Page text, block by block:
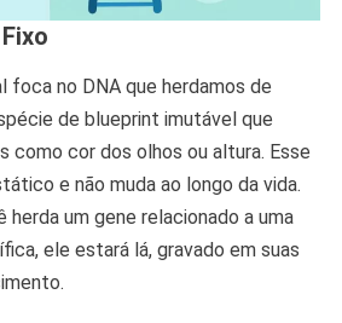
foca no DNA que herdamos de
de blueprint imutável que
como cor dos olhos ou altura. Esse
e não muda ao longo da vida.
herda um gene relacionado a uma
ele estará lá, gravado em suas